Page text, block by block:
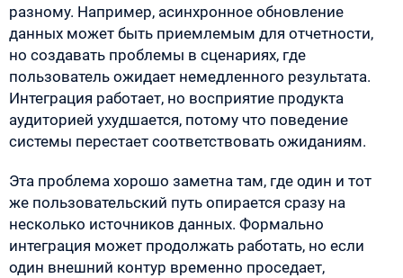
разному. Например, асинхронное обновление
данных может быть приемлемым для отчетности,
но создавать проблемы в сценариях, где
пользователь ожидает немедленного результата.
Интеграция работает, но восприятие продукта
аудиторией ухудшается, потому что поведение
системы перестает соответствовать ожиданиям.
Эта проблема хорошо заметна там, где один и тот
же пользовательский путь опирается сразу на
несколько источников данных. Формально
интеграция может продолжать работать, но если
один внешний контур временно проседает,